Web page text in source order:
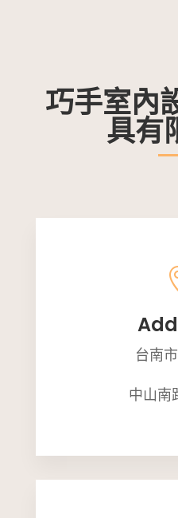
巧手室內
具有
台南
中山南